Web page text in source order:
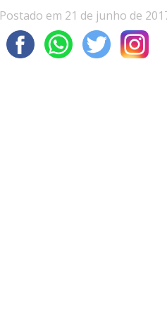
Postado em 21 de junho de